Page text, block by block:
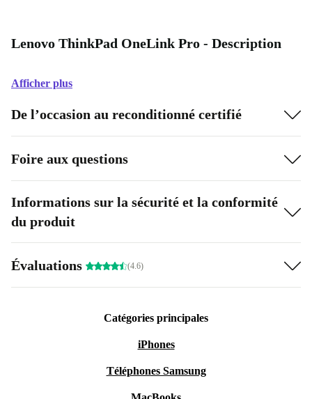
Lenovo ThinkPad OneLink Pro - Description
Afficher plus
De l’occasion au reconditionné certifié
Foire aux questions
Informations sur la sécurité et la conformité
du produit
Évaluations (4.6)
Catégories principales
iPhones
Téléphones Samsung